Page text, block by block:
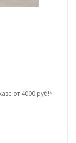
от 4000 руб!*